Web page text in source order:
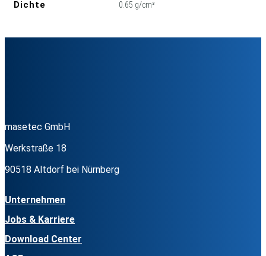
Dichte 0.65 g/cm³
masetec GmbH
Werkstraße 18
90518 Altdorf bei Nürnberg
Unternehmen
Jobs & Karriere
Download Center